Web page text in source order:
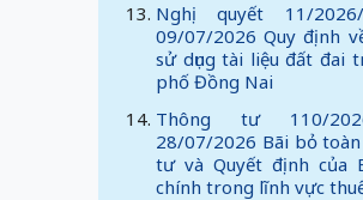
Nghị quyết 11/
09/07/2026 Quy định
sử dụng tài liệu đất đai
phố Đồng Nai
Thông tư 110/
28/07/2026 Bãi bỏ
tư và Quyết định của
chính trong lĩnh vực